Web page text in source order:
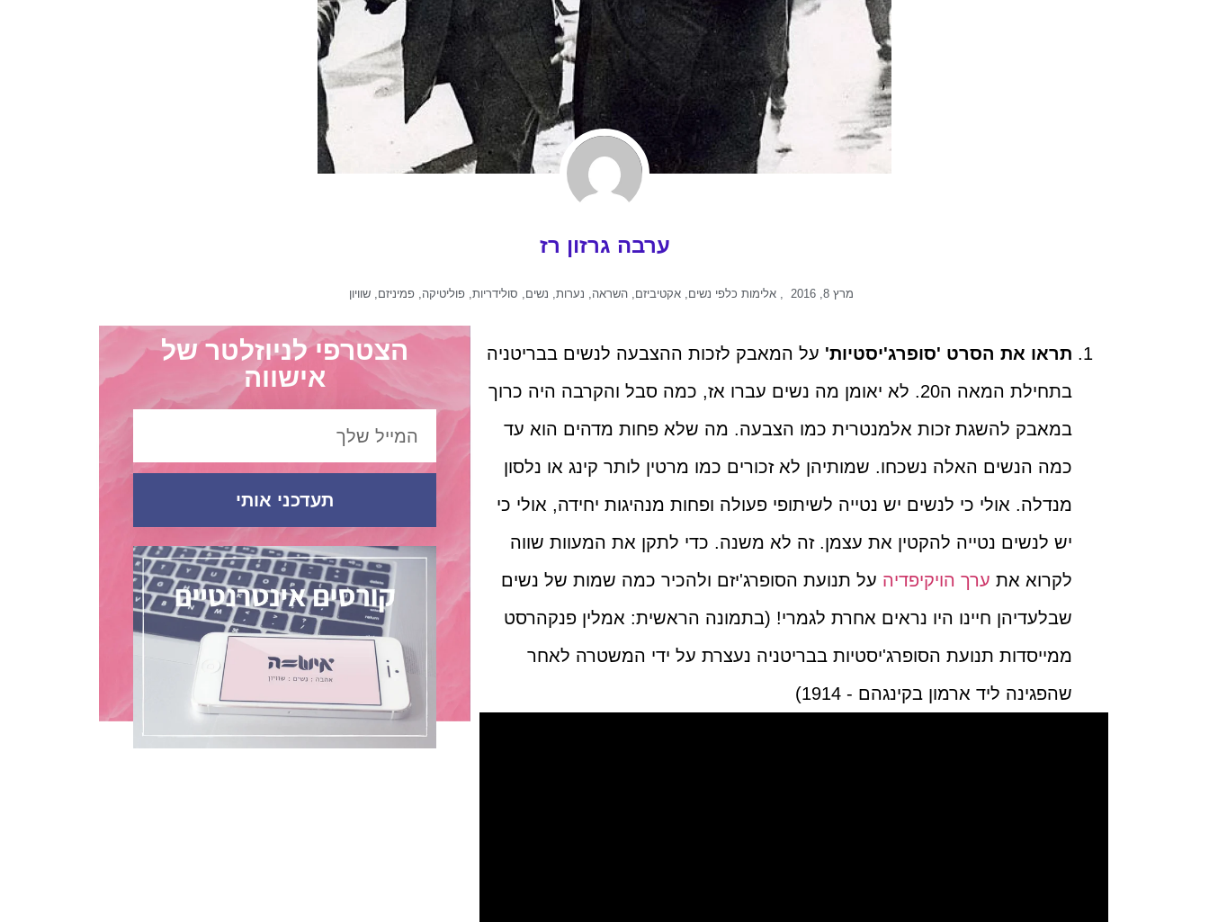
ערבה גרזון רז
מרץ 8, 2016 , אלימות כלפי נשים,אקטיביזם,השראה, נערות, נשים, סולידריות,פוליטיקה,פמיניזם,שוויון
תראו את הסרט 'סופרג'יסטיות' על המאבק לזכות ההצבעה לנשים בבריטניה
בתחילת המאה ה20. לא יאומן מה נשים עברו אז, כמה סבל והקרבה היה כרוך
במאבק להשגת זכות אלמנטרית כמו הצבעה. מה שלא פחות מדהים הוא עד
כמה הנשים האלה נשכחו. שמותיהן לא זכורים כמו מרטין לותר קינג או נלסון
מנדלה. אולי כי לנשים יש נטייה לשיתופי פעולה ופחות מנהיגות יחידה, אולי כי
יש לנשים נטייה להקטין את עצמן. זה לא משנה. כדי לתקן את המעוות שווה
לקרוא את ערך הויקיפדיה על תנועת הסופרג'יזם ולהכיר כמה שמות של נשים
שבלעדיהן חיינו היו נראים אחרת לגמרי! (בתמונה הראשית: אמלין פנקהרסט
ממייסדות תנועת הסופרג'יסטיות בבריטניה נעצרת על ידי המשטרה לאחר
שהפגינה ליד ארמון בקינגהם - 1914)
הצטרפי לניוזלטר של
אישווה
תעדכני אותי